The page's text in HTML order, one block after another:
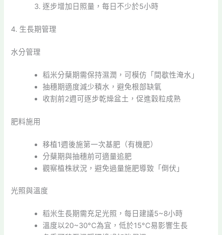
逐步增加日照量，每日不少於5小時
4. 生長期管理
水分管理
稻米分蘖期需保持濕潤，可模仿「間歇性淹水」
抽穗期適度減少積水，避免根部缺氧
收割前2週可逐步乾燥盆土，促進穀粒成熟
肥料施用
移植1週後施第一次基肥（有機肥）
分蘖期與抽穗前可適量追肥
觀察植株狀況，避免過量施肥導致「倒伏」
光照與溫度
稻米生長期需充足光照，每日建議5~8小時
溫度以20~30°C為宜，低於15°C易影響生長